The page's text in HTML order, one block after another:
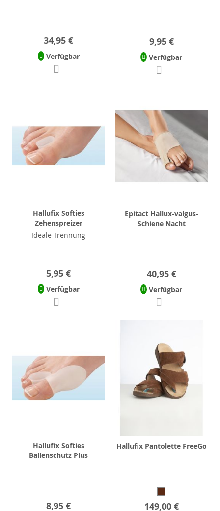
34,95 €
Verfügbar
9,95 €
Verfügbar
Hallufix Softies
Zehenspreizer
Ideale Trennung
5,95 €
Verfügbar
Epitact Hallux-valgus-
Schiene Nacht
40,95 €
Verfügbar
Hallufix Softies
Ballenschutz Plus
8,95 €
Hallufix Pantolette FreeGo
149,00 €